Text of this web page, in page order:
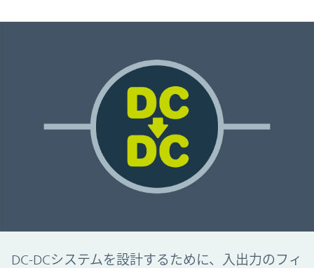
DC-DCシステムを設計するために、入出力のフィ